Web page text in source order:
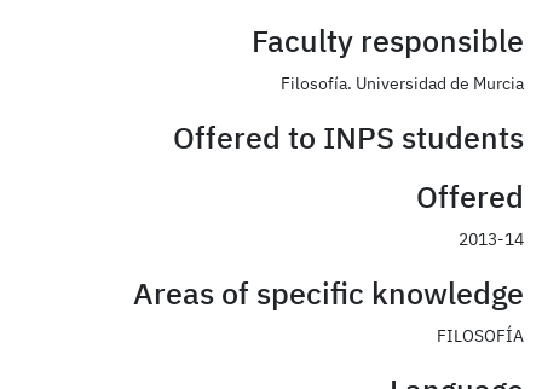
Faculty responsible
Filosofía. Universidad de Murcia
Offered to INPS students
Offered
2013-14
Areas of specific knowledge
FILOSOFÍA